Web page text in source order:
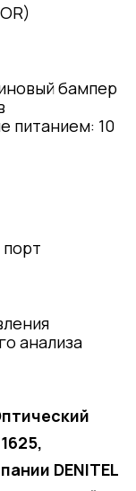
бампер
питанием: 10
порт
анализа
DENITEL